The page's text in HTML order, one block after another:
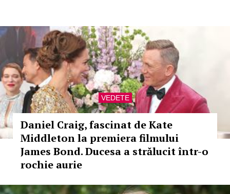
VEDETE
Daniel Craig, fascinat de Kate
Middleton la premiera filmului
James Bond. Ducesa a strălucit într-o
rochie aurie